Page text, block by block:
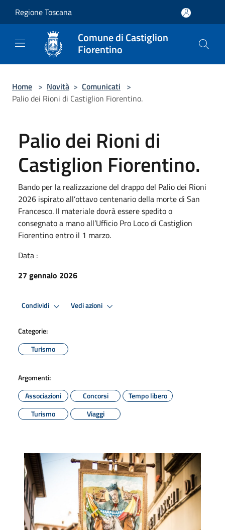
Regione Toscana
Comune di Castiglion
Fiorentino
Home > Novità > Comunicati >
Palio dei Rioni di Castiglion Fiorentino.
Palio dei Rioni di
Castiglion Fiorentino.
Bando per la realizzazione del drappo del Palio dei Rioni
2026 ispirato all’ottavo centenario della morte di San
Francesco. Il materiale dovrà essere spedito o
consegnato a mano all’Ufficio Pro Loco di Castiglion
Fiorentino entro il 1 marzo.
Data :
27 gennaio 2026
Condividi Vedi azioni
Categorie:
Turismo
Argomenti:
Associazioni
Concorsi
Tempo libero
Turismo
Viaggi